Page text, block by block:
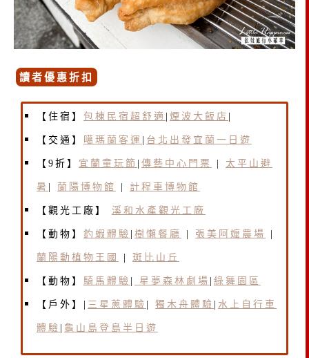
讀者優惠折扣
【住宿】 包棟民宿超舒適 煙波大飯店
【交通】 噶瑪蘭客運 台北出發宜蘭一日遊
【9折】 宜蘭童玩節 傳藝中 心門票 太平山避
暑 蘭陽博物館 計程車博物館
【觀光工廠】 溪和水產觀光工廠
【動物】 釣蝦體驗 樹懶餐廳 張美阿嬤農場
蘭陽動植物王國 斑比山丘
【動物】 騎馬體驗 星夢森林劇場 綠舞園區
【戶外】| 三星蔥體驗 獨木舟體驗 水上自行車
體驗 龜山島登島半日遊